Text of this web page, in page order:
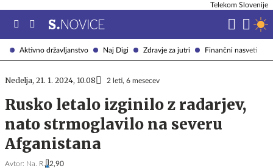
Aktivno državljanstvo Naj Digi Zdravje za jutri Finančni nasveti
Telekom Slovenije
Nedelja, 21. 1. 2024, 10.08 2 leti, 6 mesecev
Rusko letalo izginilo z radarjev,
nato strmoglavilo na severu
Afganistana
Avtor: Na. R. 2,90